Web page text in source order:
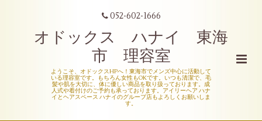
052-602-1666
オドックス ハナイ 東海
市 理容室
ようこそ、オドックスHPへ！東海市でメンズ中心に活動して
いる理容室です。もちろん女性もOKです。いつも清潔で、毛
髪や肌を大切に、体に優しい商品を取り扱っております。成
人式や着付けのご予約も承っております。アイリーヘア ハナ
イとヘアスペース ハナイのグループ店もよろしくお願いしま
す。